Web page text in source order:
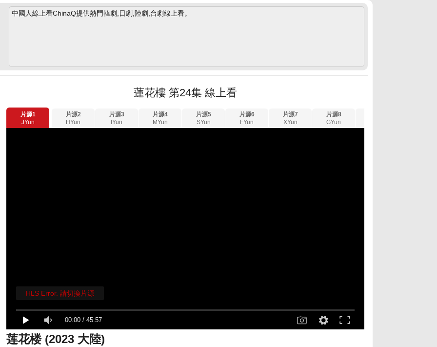
中國人線上看ChinaQ提供熱門韓劇,日劇,陸劇,台劇線上看。
蓮花樓 第24集 線上看
片源1
JYun
片源2
HYun
片源3
IYun
片源4
MYun
片源5
SYun
片源6
FYun
片源7
XYun
片源8
GYun
00:00 /45:57
HLS Error. 請切換片源
莲花楼 (2023 大陸)